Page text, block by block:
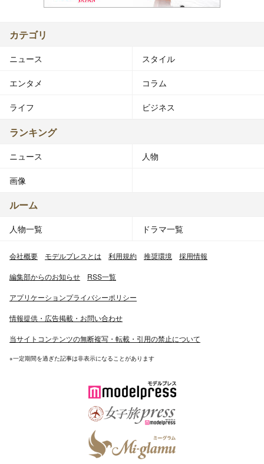
カテゴリ
ニュース スタイル
エンタメ コラム
ライフ ビジネス
ランキング
ニュース 人物
画像
ルーム
人物一覧 ドラマ一覧
会社概要 モデルプレスとは 利用規約 推奨環境 採用情報
編集部からのお知らせ RSS一覧
アプリケーションプライバシーポリシー
情報提供・広告掲載・お問い合わせ
当サイトコンテンツの無断複写・転載・引用の禁止について
※一定期間を過ぎた記事は非表示になることがあります